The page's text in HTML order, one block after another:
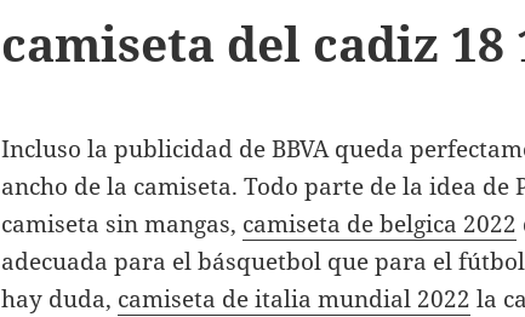
camiseta del cadiz 18
Incluso la publicidad de BBVA queda
ancho de la camiseta. Todo parte de la idea de
camiseta sin mangas, camiseta de belgica 2022
adecuada para el básquetbol que para el
hay duda, camiseta de italia mundial 2022 la